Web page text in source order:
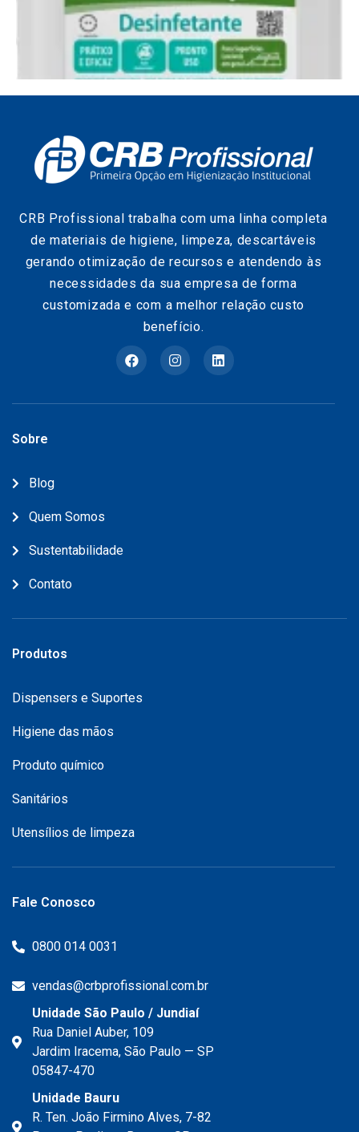
CRB Profissional trabalha com uma linha completa
de materiais de higiene, limpeza, descartáveis
gerando otimização de recursos e atendendo às
necessidades da sua empresa de forma
customizada e com a melhor relação custo
benefício.
Sobre
Blog
Quem Somos
Sustentabilidade
Contato
Produtos
Dispensers e Suportes
Higiene das mãos
Produto químico
Sanitários
Utensílios de limpeza
Fale Conosco
0800 014 0031
vendas@crbprofissional.com.br
Unidade São Paulo / Jundiaí
Rua Daniel Auber, 109
Jardim Iracema, São Paulo — SP
05847-470
Unidade Bauru
R. Ten. João Firmino Alves, 7-82